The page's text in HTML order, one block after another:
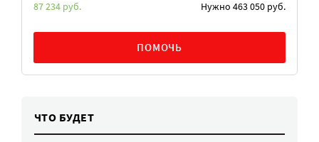
87 234 руб. Нужно 463 050 руб.
ПОМОЧЬ
ЧТО БУДЕТ